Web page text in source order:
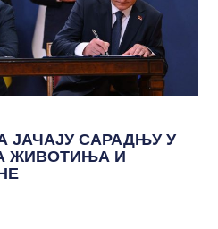
ЈАЧАЈУ САРАДЊУ У
ЖИВОТИЊА И